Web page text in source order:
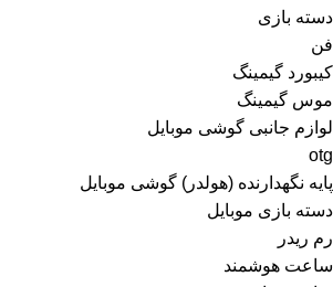
دسته بازی
فن
کیبورد گیمینگ
موس گیمینگ
لوازم جانبی گوشی موبایل
otg
پایه نگهدارنده (هولدر) گوشی موبایل
دسته بازی موبایل
رم ریدر
ساعت هوشمند